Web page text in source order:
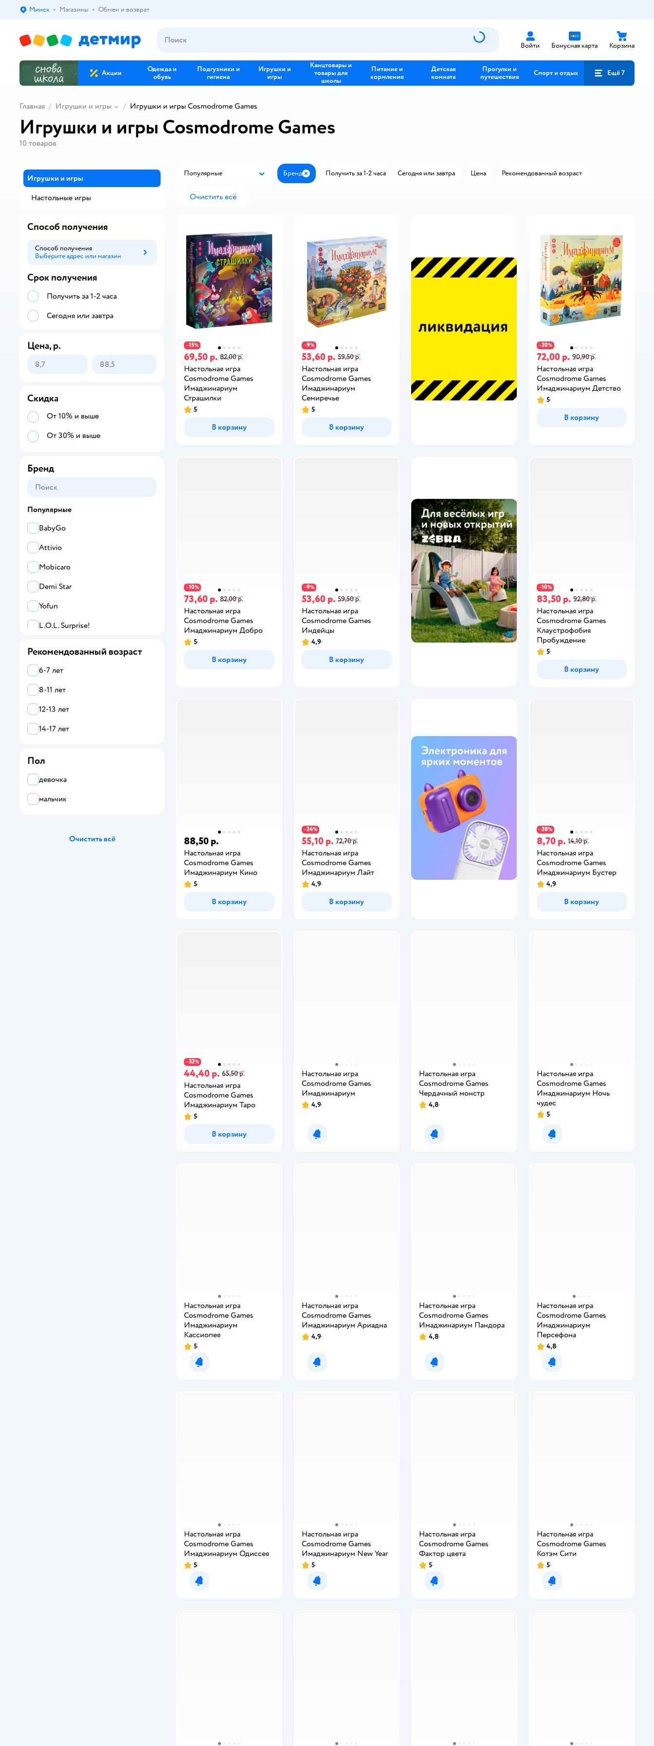
Выбор адреса доставки.
Минск Магазины Обмен и возврат
Войти Бонусная карта Корзина
Акции
Одежда и
обувь
Подгузники и
гигиена
Игрушки и
игры
Канцтовары и
товары для
школы
Питание и
кормление
Детская
комната
Прогулки и
путешествия
Спорт и отдых Ещё 7
Главная Игрушки и игры Игрушки и игры Cosmodrome Games
Игрушки и игры Cosmodrome Games
10 товаров
Популярные
Популярные Бренд ЗакрытьПолучить за 1-2 часа Сегодня или завтра Цена Рекомендованный возраст
Очистить всё
−15%
69,50 р. 82,00 р.
Настольная игра
Cosmodrome Games
Имаджинариум
Страшилки
5
В корзину
−9%
53,60 р. 59,50 р.
Настольная игра
Cosmodrome Games
Имаджинариум
Семиречье
5
В корзину
−20%
72,00 р. 90,90 р.
Настольная игра
Cosmodrome Games
Имаджинариум Детство
5
В корзину
−10%
73,60 р. 82,00 р.
Настольная игра
Cosmodrome Games
Имаджинариум Добро
5
В корзину
−9%
53,60 р. 59,50 р.
Настольная игра
Cosmodrome Games
Индейцы
4,9
В корзину
−10%
83,50 р. 92,80 р.
Настольная игра
Cosmodrome Games
Клаустрофобия
Пробуждение
5
В корзину
88,50 р.
Настольная игра
Cosmodrome Games
Имаджинариум Кино
5
В корзину
−24%
55,10 р. 72,70 р.
Настольная игра
Cosmodrome Games
Имаджинариум Лайт
4,9
В корзину
−38%
8,70 р. 14,10 р.
Настольная игра
Cosmodrome Games
Имаджинариум Бустер
4,9
В корзину
−32%
44,40 р. 65,50 р.
Настольная игра
Cosmodrome Games
Имаджинариум Таро
5
В корзину
Настольная игра
Cosmodrome Games
Имаджинариум
4,9
Уведомить о появлении
Настольная игра
Cosmodrome Games
Чердачный монстр
4,8
Уведомить о появлении
Настольная игра
Cosmodrome Games
Имаджинариум Ночь
чудес
5
Уведомить о появлении
Настольная игра
Cosmodrome Games
Имаджинариум
Кассиопея
5
Уведомить о появлении
Настольная игра
Cosmodrome Games
Имаджинариум Ариадна
4,9
Уведомить о появлении
Настольная игра
Cosmodrome Games
Имаджинариум Пандора
4,8
Уведомить о появлении
Настольная игра
Cosmodrome Games
Имаджинариум
Персефона
4,8
Уведомить о появлении
Настольная игра
Cosmodrome Games
Имаджинариум Одиссея
5
Уведомить о появлении
Настольная игра
Cosmodrome Games
Имаджинариум New Year
5
Уведомить о появлении
Настольная игра
Cosmodrome Games
Фактор цвета
5
Уведомить о появлении
Настольная игра
Cosmodrome Games
Котэм Сити
5
Уведомить о появлении
Игрушки и игры
Настольные игры
Способ получения
Способ получения
Выберите адрес или магазин
Способ получения
Срок получения
Получить за 1-2 часа
Сегодня или завтра
Цена, р.
Скидка
От 10% и выше
От 30% и выше
Бренд
Популярные
BabyGo
Attivio
Mobicaro
Demi Star
Yofun
L.O.L. Surprise!
Все
Abero
Air Hogs
alilo
Aquabeads
Рекомендованный возраст
6-7 лет
8-11 лет
12-13 лет
14-17 лет
Пол
девочка
мальчик
Очистить всё